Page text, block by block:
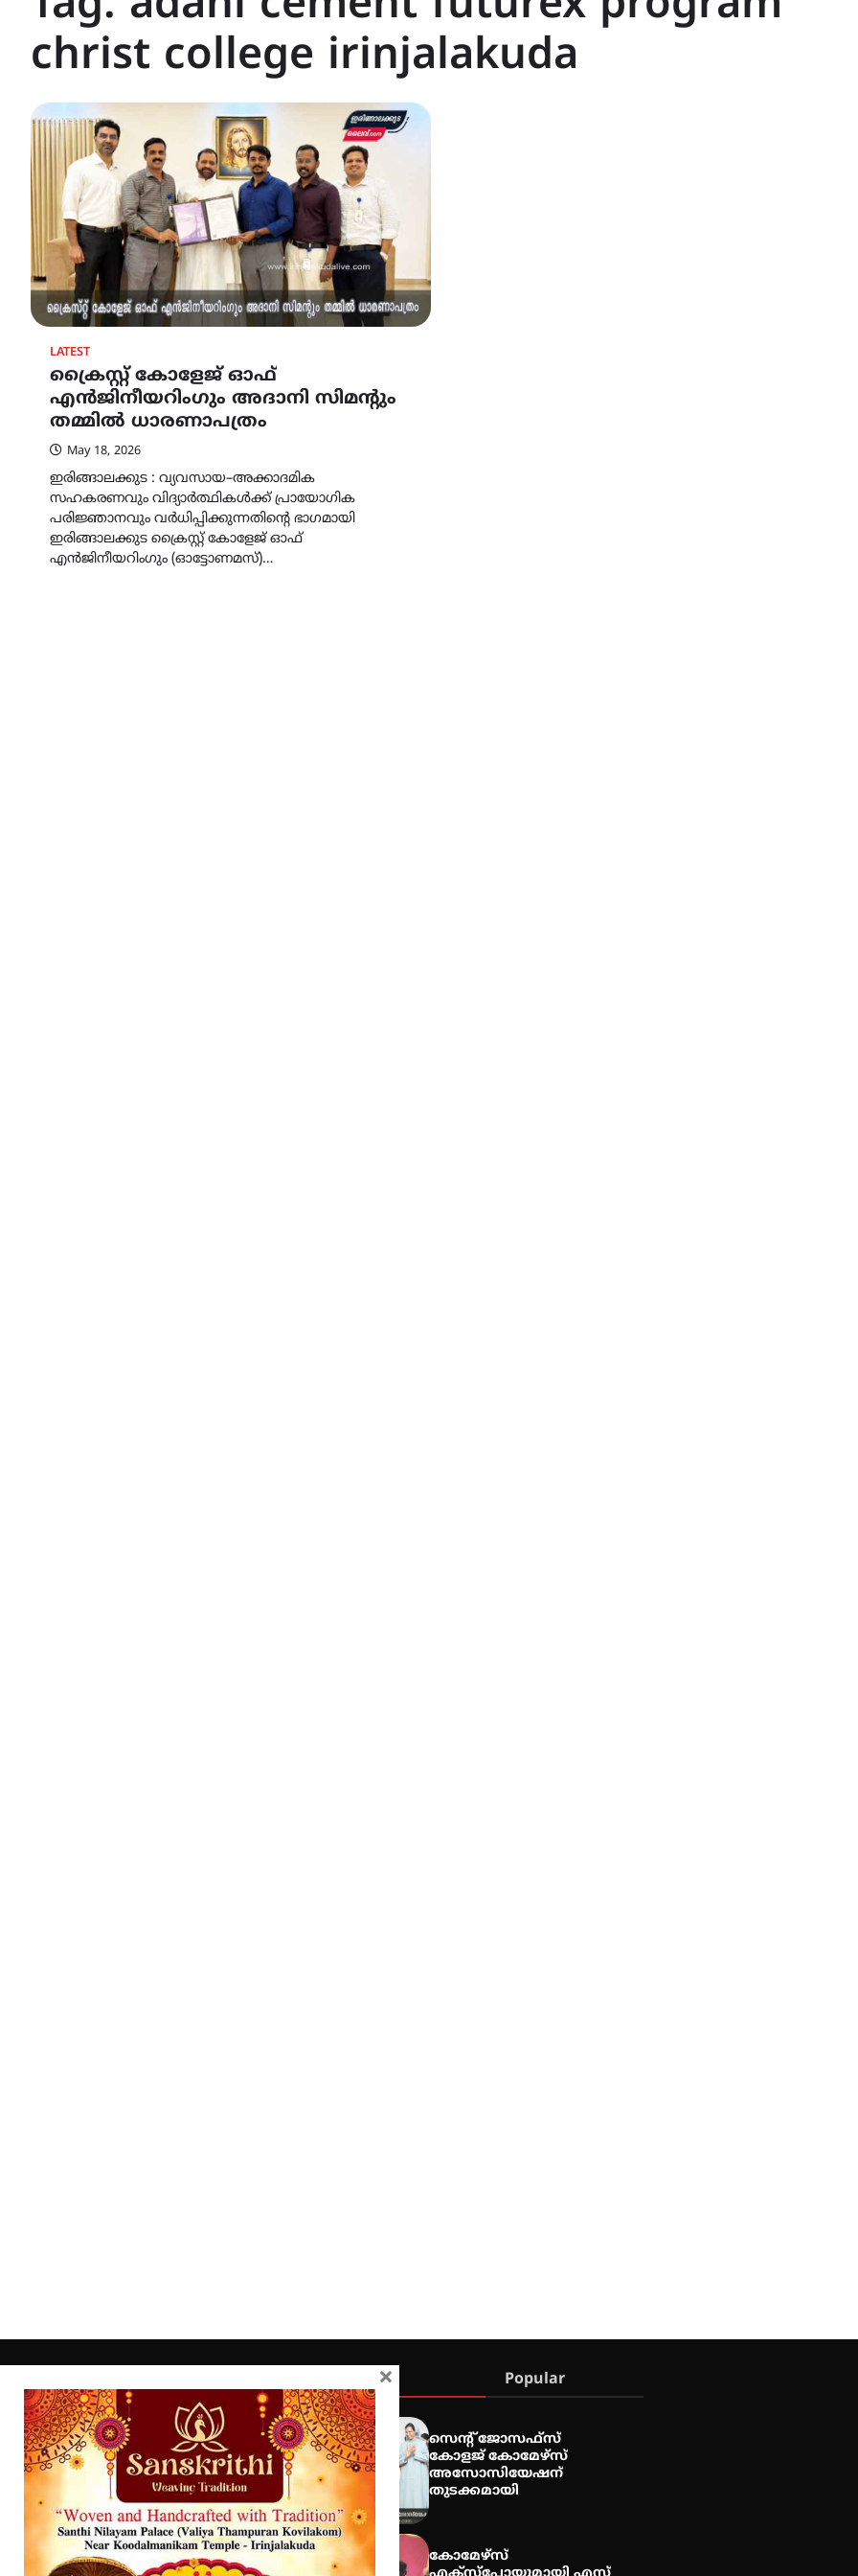
christ college irinjalakuda
LATEST
ക്രൈസ്റ്റ് കോളേജ് ഓഫ്
എൻജിനീയറിംഗും അദാനി സിമന്റും
തമ്മിൽ ധാരണാപത്രം
May 18, 2026
ഇരിങ്ങാലക്കുട : വ്യവസായ–അക്കാദമിക
സഹകരണവും വിദ്യാർത്ഥികൾക്ക് പ്രായോഗിക
പരിജ്ഞാനവും വർധിപ്പിക്കുന്നതിന്റെ ഭാഗമായി
ഇരിങ്ങാലക്കുട ക്രൈസ്റ്റ് കോളേജ് ഓഫ്
എൻജിനീയറിംഗും (ഓട്ടോണമസ്)…
Home
Latest
Exclusive
Sanchari
Contact
Latest Popular
സെന്റ് ജോസഫ്സ്
കോളജ് കോമേഴ്‌സ്
അസോസിയേഷന്
തുടക്കമായി
കോമേഴ്സ്
×